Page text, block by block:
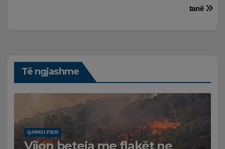
tanë
Të ngjashme
QARKU FIER
Vijon beteja me flakët ne